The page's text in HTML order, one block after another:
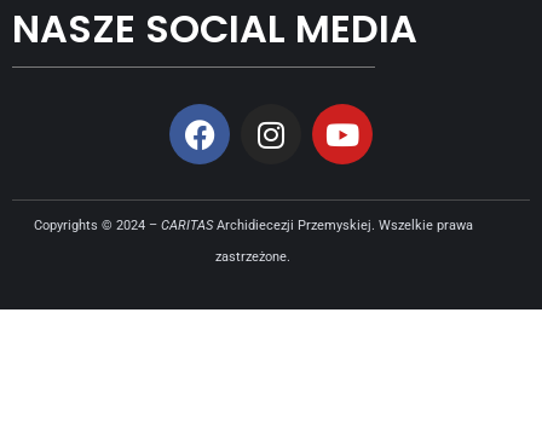
NASZE SOCIAL MEDIA
Copyrights © 2024 – CARITASArchidiecezji Przemyskiej. Wszelkie prawa
zastrzeżone.